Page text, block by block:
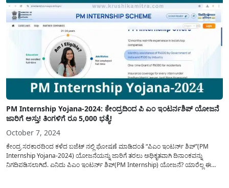
PM Internship Yojana-2024: ಕೇಂದ್ರದಿಂದ ಪಿ ಎಂ ಇಂಟರ್ನಶಿಪ್ ಯೋಜನೆ
ಜಾರಿಗೆ ಅಸ್ತು! ತಿಂಗಳಿಗೆ ರೂ 5,000 ಭತ್ಯೆ!
October 7, 2024
ಕೇಂದ್ರ ಸರಕಾರದಿಂದ ಕಳೆದ ಬಜೆಟ್ ನಲ್ಲಿ ಘೋಷಣೆ ಮಾಡಿದಂತೆ “ಪಿಎಂ ಇಂಟರ್ನ್‌ ಶಿಪ್”(PM
Internship Yojana-2024) ಯೋಜನೆಯನ್ನು ಜಾರಿಗೆ ತರಲು ಅಧಿಕೃತವಾಗಿ ದಿನಾಂಕವನ್ನು
ನಿಗದಿಪಡಿಸಲಾಗಿದೆ. ಏನಿದು ಪಿಎಂ ಇಂಟರ್ನ್‌ ಶಿಪ್(PM Internship) ಯೋಜನೆ? ಯಾರೆಲ್ಲ ಈ